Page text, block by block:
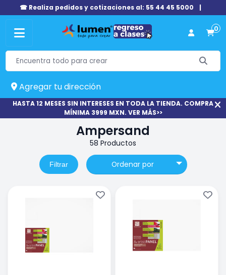
☎ Realiza pedidos y cotizaciones al: 55 44 45 5000 |
0
Agregar tu dirección
HASTA 12 MESES SIN INTERESES EN TODA LA TIENDA. COMPRA
MÍNIMA 3999 MXN. VER MÁS>>
Ampersand
Filtrar
58 Productos
Ordenar por